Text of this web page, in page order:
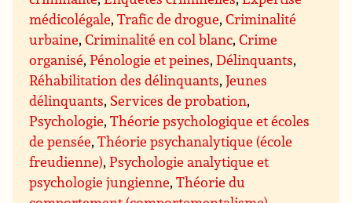
médicolégale,Trafic de drogue,Criminalité
urbaine,Criminalité en col blanc,Crime
organisé,Pénologie et peines,Délinquants,
Réhabilitation des délinquants,Jeunes
délinquants, Services de probation,
Psychologie,Théorie psychologique et écoles
de pensée,Théorie psychanalytique (école
freudienne),Psychologie analytique et
psychologie jungienne,Théorie du